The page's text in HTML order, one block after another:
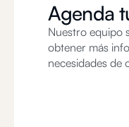
Agenda
Nuestro equipo
obtener más
necesidades de